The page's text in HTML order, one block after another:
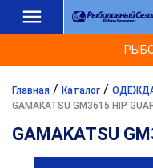
Главная / Каталог /
GAMAKATSU GM3615 HIP
GAMAKATSU